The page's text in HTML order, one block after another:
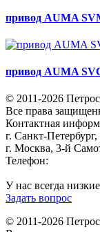
привод AUMA
привод AUMA
© 2011-2026
Все права
Контактная
г. Санкт-
г. Москва, 3-й
Телефон:
У нас всегда
Задать вопрос
© 2011-2026